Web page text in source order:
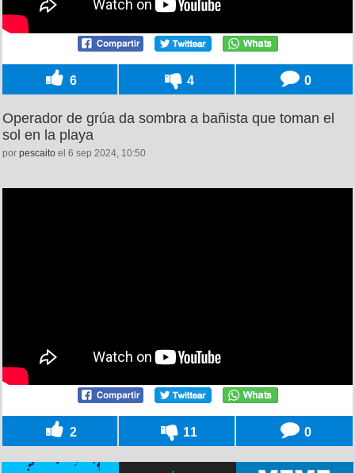
6 4 0
Operador de grúa da sombra a bañista que toman el
sol en la playa
por pescaito el 6 sep 2024, 10:50
2 11 0